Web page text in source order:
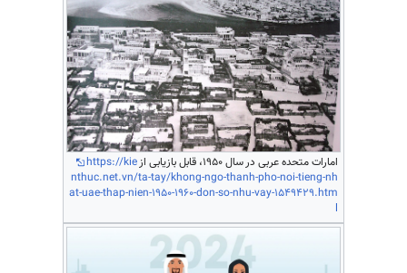
امارات متحده عربی در سال 1950، قابل بازیابی از
https://kie
nthuc.net.vn/ta-tay/khong-ngo-thanh-pho-noi-tieng-nh
at-uae-thap-nien-1950-1960-don-so-nhu-vay-1549429.htm
l